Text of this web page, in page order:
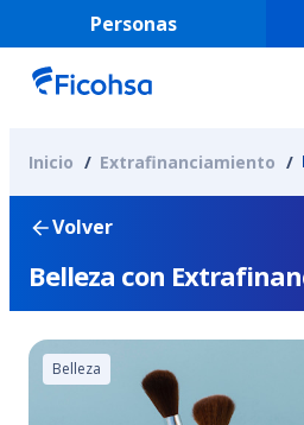
Personas
Inicio Extrafinanciamiento
Volver
Belleza con
Belleza